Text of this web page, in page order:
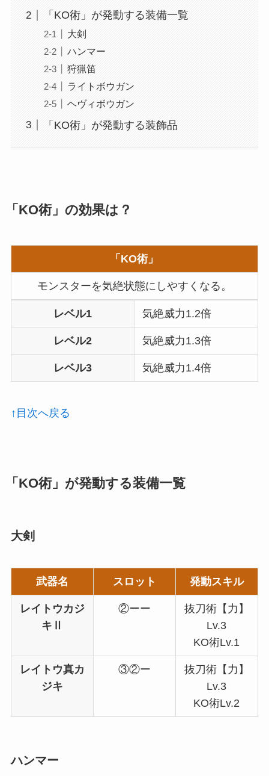
「KO術」が発動する装備一覧
大剣
ハンマー
狩猟笛
ライトボウガン
ヘヴィボウガン
「KO術」が発動する装飾品
「KO術」の効果は？
「KO術」
モンスターを気絶状態にしやすくなる。
レベル1 気絶威力1.2倍
レベル2 気絶威力1.3倍
レベル3 気絶威力1.4倍
↑目次へ戻る
「KO術」が発動する装備一覧
大剣
武器名 スロット 発動スキル
レイトウカジ
キⅡ
②ーー
抜刀術【力】
Lv.3
KO術Lv.1
レイトウ真カ
ジキ
③②ー
抜刀術【力】
Lv.3
KO術Lv.2
ハンマー